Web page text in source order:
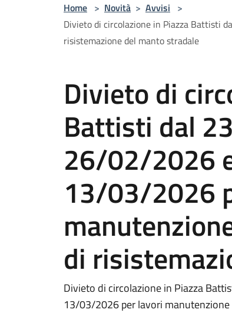
Home > Novità > Avvisi >
Divieto di circolazione in Piazza Battisti
risistemazione del manto stradale
Divieto di
Battisti dal
26/02/2026
13/03/2026
di
Divieto di circolazione in Piazza
13/03/2026 per lavori